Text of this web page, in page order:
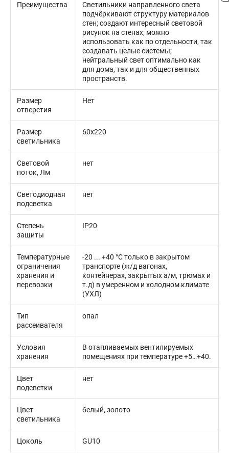
Преимущества
Светильники направленного света
подчёркивают структуру материалов
стен; создают интересный световой
рисунок на стенах; можно
использовать как по отдельности, так
создавать целые системы;
нейтральный свет оптимально как
для дома, так и для общественных
пространств.
Размер
отверстия
Нет
Размер
светильника
60х220
Световой
поток, Лм
нет
Светодиодная
подсветка
нет
Степень
защиты
IP20
Температурные
ограничения
хранения и
перевозки
-20 ... +40 °C только в закрытом
транспорте (ж/д вагонах,
контейнерах, закрытых а/м, трюмах и
т.д) в умеренном и холодном климате
(УХЛ)
Тип
рассеивателя
опал
Условия
хранения
В отапливаемых вентилируемых
помещениях при температуре +5…+40.
Цвет
подсветки
нет
Цвет
светильника
белый, золото
Цоколь GU10